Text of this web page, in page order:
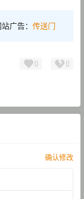
广告： 传送门
0 0
确认修改